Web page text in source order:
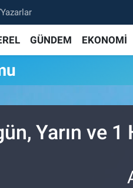
Yazarlar
GÜNDEM EKONOMİ
Yarın ve